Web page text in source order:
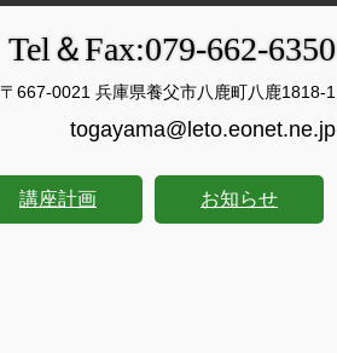
Tel＆Fax:079-662-6350
〒667-0021 兵庫県養父市八鹿町八鹿1818-1
togayama@leto.eonet.ne.jp
講座計画 お知らせ